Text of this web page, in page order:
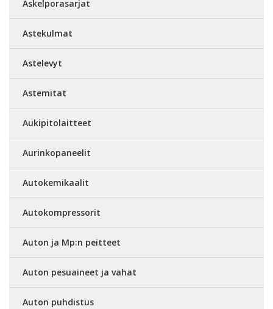
Askelporasarjat
Astekulmat
Astelevyt
Astemitat
Aukipitolaitteet
Aurinkopaneelit
Autokemikaalit
Autokompressorit
Auton ja Mp:n peitteet
Auton pesuaineet ja vahat
Auton puhdistus